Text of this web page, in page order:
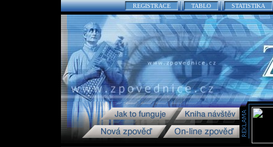
REGISTRACE TABLO STATISTIKA